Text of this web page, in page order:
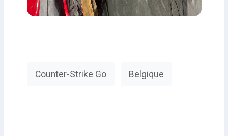
Counter-Strike Go Belgique